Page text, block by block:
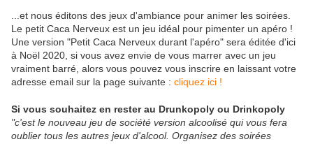
...et nous éditons des jeux d'ambiance pour animer les soirées.
Le petit Caca Nerveux est un jeu idéal pour pimenter un apéro !
Une version "Petit Caca Nerveux durant l'apéro" sera éditée d'ici
à Noël 2020, si vous avez envie de vous marrer avec un jeu
vraiment barré, alors vous pouvez vous inscrire en laissant votre
adresse email sur la page suivante : cliquez ici !
Si vous souhaitez en rester au Drunkopoly ou Drinkopoly
"c'est le nouveau jeu de société version alcoolisé qui vous fera
oublier tous les autres jeux d'alcool. Organisez des soirées